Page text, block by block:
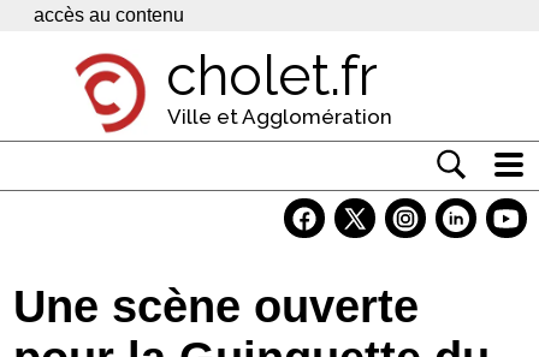
Panneau de gestion des cookies
accès au contenu
cholet.fr
Ville et Agglomération
Economie
Une scène ouverte